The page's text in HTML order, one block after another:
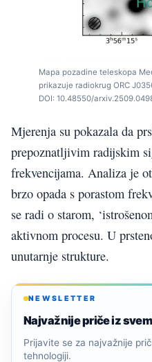
Mapa pozadine teleskopa
prikazuje radiokrug ORC
DOI: 10.48550/
Mjerenja su pokazala da
prepoznatljivim radijskim
frekvencijama. Analiza je
brzo opada s porastom
se radi o starom,
aktivnom procesu. U
unutarnje strukture.
NEWSLETTER
Najvažnije priče iz
Prijavite se za najvažnije
tehnologiji.